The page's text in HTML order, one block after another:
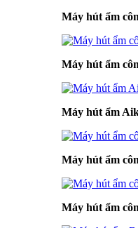
Máy hút ẩm
Máy hút ẩm
Máy hút ẩm
Máy hút ẩm
Máy hút ẩm